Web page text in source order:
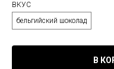
ВКУС
бельгийский шоколад
В